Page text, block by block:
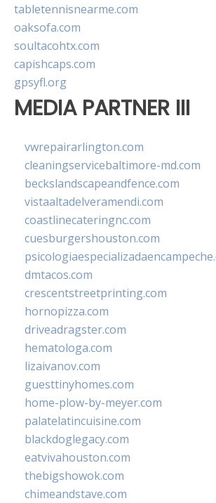
tabletennisnearme.com
oaksofa.com
soultacohtx.com
capishcaps.com
gpsyfl.org
MEDIA PARTNER III
vwrepairarlington.com
cleaningservicebaltimore-md.com
beckslandscapeandfence.com
vistaaltadelveramendi.com
coastlinecateringnc.com
cuesburgershouston.com
dmtacos.com
crescentstreetprinting.com
hornopizza.com
driveadragster.com
hematologa.com
lizaivanov.com
guesttinyhomes.com
home-plow-by-meyer.com
palatelatincuisine.com
blackdoglegacy.com
eatvivahouston.com
thebigshowok.com
chimeandstave.com